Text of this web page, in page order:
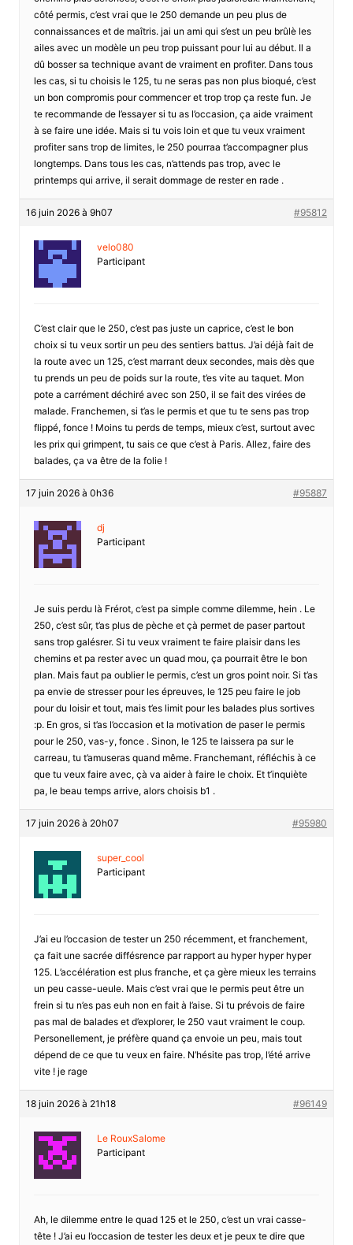
côté permis, c’est vrai que le 250 demande un peu plus de
connaissances et de maîtris. jai un ami qui s’est un peu brûlè les
ailes avec un modèle un peu trop puissant pour lui au début. Il a
dû bosser sa technique avant de vraiment en profiter. Dans tous
les cas, si tu choisis le 125, tu ne seras pas non plus bioqué, c’est
un bon compromis pour commencer et trop trop ça reste fun. Je
te recommande de l’essayer si tu as l’occasion, ça aide vraiment
à se faire une idée. Mais si tu vois loin et que tu veux vraiment
profiter sans trop de limites, le 250 pourraa t’accompagner plus
longtemps. Dans tous les cas, n’attends pas trop, avec le
printemps qui arrive, il serait dommage de rester en rade .
16 juin 2026 à 9h07 #95812
velo080
Participant
C’est clair que le 250, c’est pas juste un caprice, c’est le bon
choix si tu veux sortir un peu des sentiers battus. J’ai déjà fait de
la route avec un 125, c’est marrant deux secondes, mais dès que
tu prends un peu de poids sur la route, t’es vite au taquet. Mon
pote a carrément déchiré avec son 250, il se fait des virées de
malade. Franchemen, si t’as le permis et que tu te sens pas trop
flippé, fonce ! Moins tu perds de temps, mieux c’est, surtout avec
les prix qui grimpent, tu sais ce que c’est à Paris. Allez, faire des
balades, ça va être de la folie !
17 juin 2026 à 0h36 #95887
dj
Participant
Je suis perdu là Frérot, c’est pa simple comme dilemme, hein . Le
250, c’est sûr, t’as plus de pèche et çà permet de paser partout
sans trop galésrer. Si tu veux vraiment te faire plaisir dans les
chemins et pa rester avec un quad mou, ça pourrait être le bon
plan. Mais faut pa oublier le permis, c’est un gros point noir. Si t’as
pa envie de stresser pour les épreuves, le 125 peu faire le job
pour du loisir et tout, mais t’es limit pour les balades plus sortives
:p. En gros, si t’as l’occasion et la motivation de paser le permis
pour le 250, vas-y, fonce . Sinon, le 125 te laissera pa sur le
carreau, tu t’amuseras quand même. Franchemant, réfléchis à ce
que tu veux faire avec, çà va aider à faire le choix. Et t’inquiète
pa, le beau temps arrive, alors choisis b1 .
17 juin 2026 à 20h07 #95980
super_cool
Participant
J’ai eu l’occasion de tester un 250 récemment, et franchement,
ça fait une sacrée diffésrence par rapport au hyper hyper hyper
125. L’accélération est plus franche, et ça gère mieux les terrains
un peu casse-ueule. Mais c’est vrai que le permis peut être un
frein si tu n’es pas euh non en fait à l’aise. Si tu prévois de faire
pas mal de balades et d’explorer, le 250 vaut vraiment le coup.
Personellement, je préfère quand ça envoie un peu, mais tout
dépend de ce que tu veux en faire. N’hésite pas trop, l’été arrive
vite ! je rage
18 juin 2026 à 21h18 #96149
Le RouxSalome
Participant
Ah, le dilemme entre le quad 125 et le 250, c’est un vrai casse-
tête ! J’ai eu l’occasion de tester les deux et je peux te dire que